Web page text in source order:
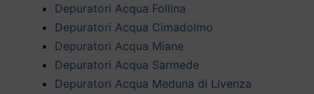
Depuratori Acqua Follina
Depuratori Acqua Cimadolmo
Depuratori Acqua Miane
Depuratori Acqua Sarmede
Depuratori Acqua Meduna di Livenza